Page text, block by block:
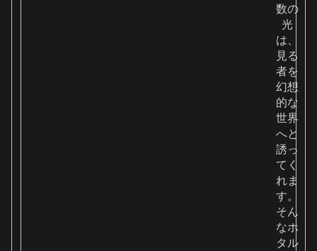
数の
光
は、
見る
者を
幻想
的な
世界
へと
誘っ
てく
れま
す。
そん
なホ
タル